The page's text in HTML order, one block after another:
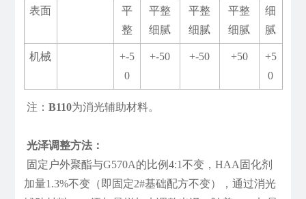
表面
平
整
平整
细腻
平整
细腻
平整
细腻
细
腻
机械
+-5
0
+-50 +-50 +50
+5
0
注： B110为消光辅助材料。
光泽调整方法：
固定户外聚酯与G570A的比例4:1不变，HAA固化剂
加量1.3%不变（即固定2#基础配方不变），通过消光